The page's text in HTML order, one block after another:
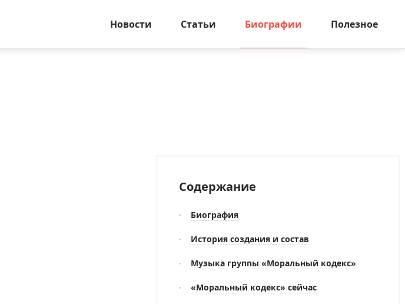
Новости Статьи Биографии Полезное
Содержание
Биография
История создания и состав
Музыка группы «Моральный кодекс»
«Моральный кодекс» сейчас